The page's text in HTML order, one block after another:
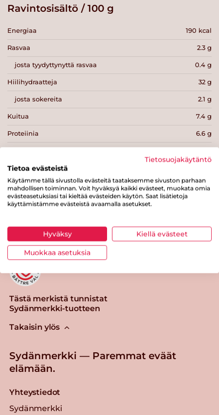
Ravintosisältö / 100 g
Energiaa 190 kcal
Rasvaa 2.3 g
josta tyydyttynyttä rasvaa 0.4 g
Hiilihydraatteja 32 g
josta sokereita 2.1 g
Kuitua 7.4 g
Proteiinia 6.6 g
Tulosta sivu Jaa tuote
Tästä merkistä tunnistat
Sydänmerkki-tuotteen
Takaisin ylös
Sydänmerkki — Paremmat eväät
elämään.
Yhteystiedot
Sydänmerkki
Tietosuojakäytäntö
Tietoa evästeistä
Käytämme tällä sivustolla evästeitä taataksemme sivuston parhaan
mahdollisen toiminnan. Voit hyväksyä kaikki evästeet, muokata omia
evästeasetuksiasi tai kieltää evästeiden käytön. Saat lisätietoja
käyttämistämme evästeistä avaamalla asetukset.
Hyväksy Kiellä evästeet
Muokkaa asetuksia